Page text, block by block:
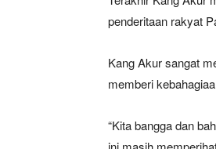
penderitaan rakyat
Kang Akur sangat
memberi
“Kita bangga dan